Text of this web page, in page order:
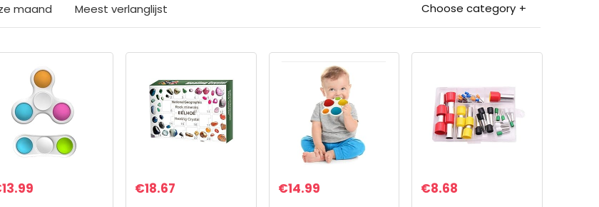
maand Meest verlanglijst Choose category
13.99 €18.67 €14.99 €8.68